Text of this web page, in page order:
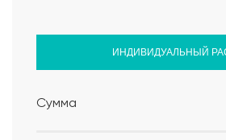
ИНДИВИДУАЛЬНЫЙ
Сумма